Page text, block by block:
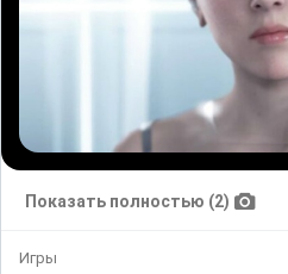
Показать полностью (2)
Игры